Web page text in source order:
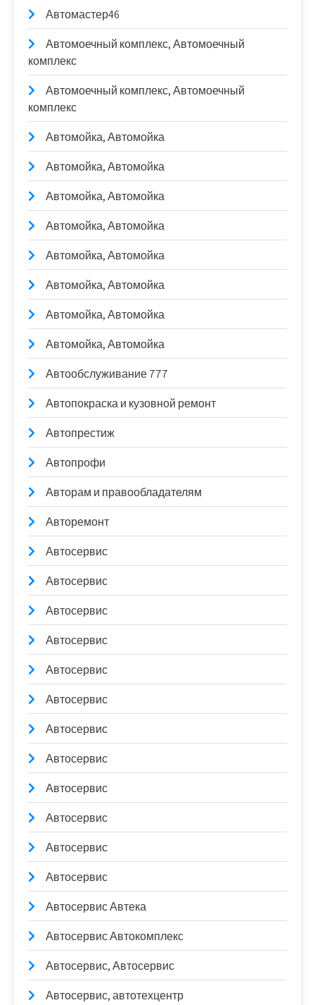
Автомастер46
Автомоечный комплекс, Автомоечный
комплекс
Автомоечный комплекс, Автомоечный
комплекс
Автомойка, Автомойка
Автомойка, Автомойка
Автомойка, Автомойка
Автомойка, Автомойка
Автомойка, Автомойка
Автомойка, Автомойка
Автомойка, Автомойка
Автомойка, Автомойка
Автообслуживание 777
Автопокраска и кузовной ремонт
Автопрестиж
Автопрофи
Авторам и правообладателям
Авторемонт
Автосервис
Автосервис
Автосервис
Автосервис
Автосервис
Автосервис
Автосервис
Автосервис
Автосервис
Автосервис
Автосервис
Автосервис
Автосервис Автека
Автосервис Автокомплекс
Автосервис, Автосервис
Автосервис, автотехцентр